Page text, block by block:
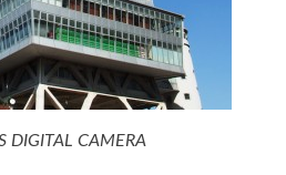
DIGITAL CAMERA